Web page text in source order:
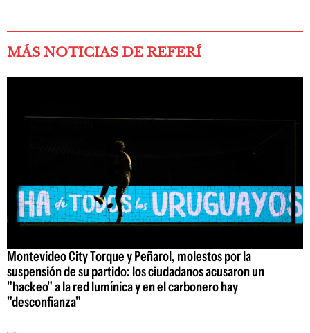
MÁS NOTICIAS DE REFERÍ
Montevideo City Torque y Peñarol, molestos por la
suspensión de su partido: los ciudadanos acusaron un
"hackeo" a la red lumínica y en el carbonero hay
"desconfianza"